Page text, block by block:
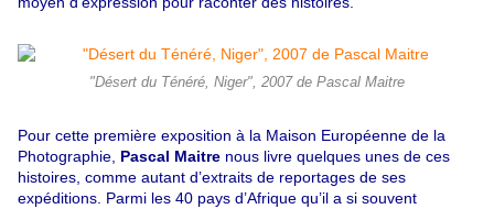
"Désert du Ténéré, Niger", 2007 de Pascal Maitre
Pour cette première exposition à la Maison Européenne de la
Photographie, Pascal Maitre nous livre quelques unes de ces
histoires, comme autant d’extraits de reportages de ses
expéditions. Parmi les 40 pays d’Afrique qu’il a si souvent